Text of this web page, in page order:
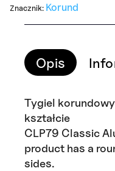
Znacznik: Korund
Opis
Tygiel
kształcie
CLP79 Classic
product has a
sides.